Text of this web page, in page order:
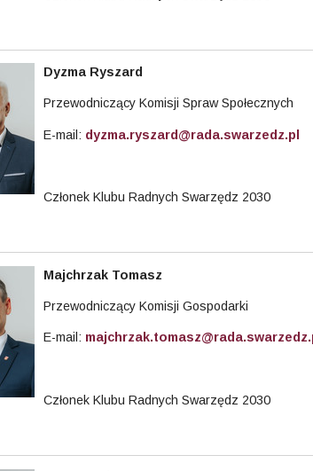
Dyzma Ryszard
Przewodniczący Komisji Spraw Społecznych
E-mail: dyzma.ryszard@rada.swarzedz.pl
Członek Klubu Radnych Swarzędz 2030
Majchrzak Tomasz
Przewodniczący Komisji Gospodarki
E-mail:
Członek Klubu Radnych Swarzędz 2030